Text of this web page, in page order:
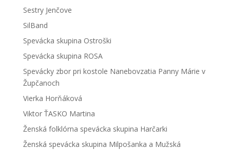
Sestry Jenčove
SilBand
Spevácka skupina Ostroški
Spevácka skupina ROSA
Spevácky zbor pri kostole Nanebovzatia Panny Márie v
Župčanoch
Vierka Horňáková
Viktor ŤASKO Martina
Ženská folklórna spevácka skupina Harčarki
Ženská spevácka skupina Milpošanka a Mužská